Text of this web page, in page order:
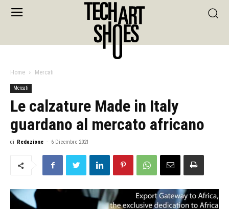
Home Mercati
Mercati
Le calzature Made in Italy
guardano al mercato africano
di Redazione - 6 Dicembre 2021